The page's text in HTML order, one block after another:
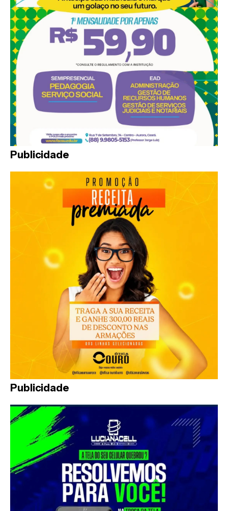
Publicidade
Publicidade